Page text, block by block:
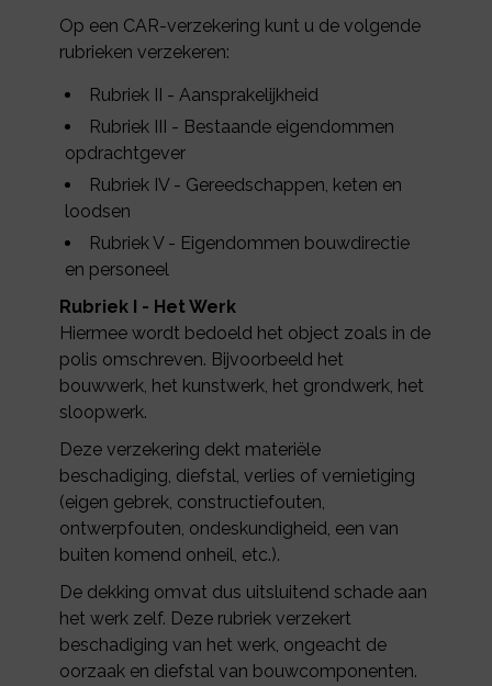
Op een CAR-verzekering kunt u de volgende
rubrieken verzekeren:
Rubriek II - Aansprakelijkheid
Rubriek III - Bestaande eigendommen
opdrachtgever
Rubriek IV - Gereedschappen, keten en
loodsen
Rubriek V - Eigendommen bouwdirectie
en personeel
Rubriek I - Het Werk
Hiermee wordt bedoeld het object zoals in de
polis omschreven. Bijvoorbeeld het
bouwwerk, het kunstwerk, het grondwerk, het
sloopwerk.
Deze verzekering dekt materiële
beschadiging, diefstal, verlies of vernietiging
(eigen gebrek, constructiefouten,
ontwerpfouten, ondeskundigheid, een van
buiten komend onheil, etc.).
De dekking omvat dus uitsluitend schade aan
het werk zelf. Deze rubriek verzekert
beschadiging van het werk, ongeacht de
oorzaak en diefstal van bouwcomponenten.